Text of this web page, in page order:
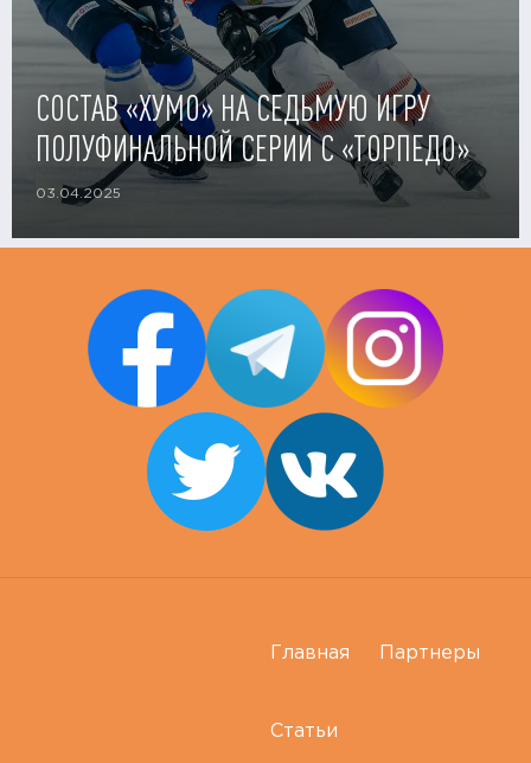
СОСТАВ «ХУМО» НА СЕДЬМУЮ ИГРУ
ПОЛУФИНАЛЬНОЙ СЕРИИ С «ТОРПЕДО»
03.04.2025
Главная Партнеры
Статьи